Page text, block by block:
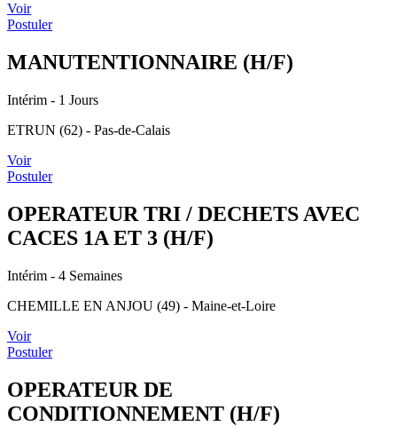
Voir
Postuler
MANUTENTIONNAIRE (H/F)
Intérim - 1 Jours
ETRUN (62) - Pas-de-Calais
Voir
Postuler
OPERATEUR TRI / DECHETS AVEC
CACES 1A ET 3 (H/F)
Intérim - 4 Semaines
CHEMILLE EN ANJOU (49) - Maine-et-Loire
Voir
Postuler
OPERATEUR DE
CONDITIONNEMENT (H/F)